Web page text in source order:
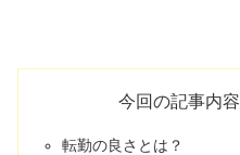
今回の記事内
転勤の良さとは？